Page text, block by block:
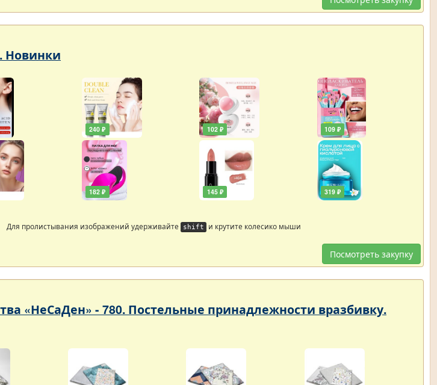
Новинки
240 ₽
182 ₽
102 ₽
145 ₽
109 ₽
319 ₽
Для пролистывания изображений удерживайте shift и крутите колесико мыши
Посмотреть закупку
«НеСаДен» - 780. Постельные принадлежности вразбивку.